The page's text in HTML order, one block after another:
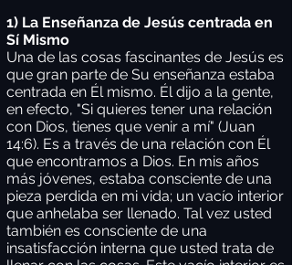
1) La Enseñanza de Jesús centrada en
Sí Mismo
Una de las cosas fascinantes de Jesús es
que gran parte de Su enseñanza estaba
centrada en Él mismo. Él dijo a la gente,
en efecto, "Si quieres tener una relación
con Dios, tienes que venir a mí" (Juan
14:6). Es a través de una relación con Él
que encontramos a Dios. En mis años
más jóvenes, estaba consciente de una
pieza perdida en mi vida; un vacío interior
que anhelaba ser llenado. Tal vez usted
también es consciente de una
insatisfacción interna que usted trata de